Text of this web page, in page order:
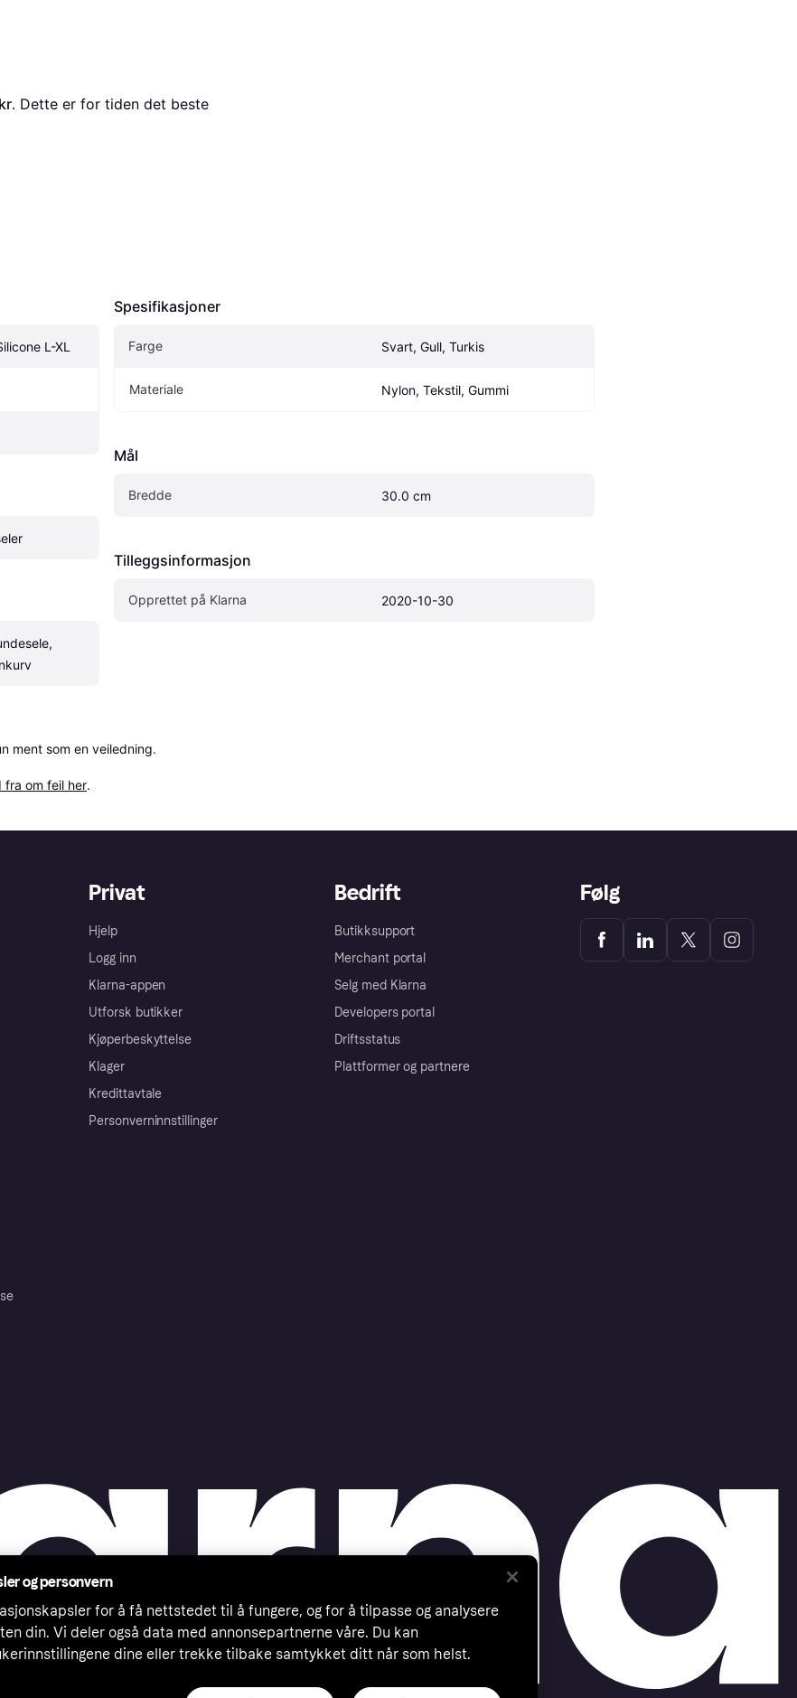
. Dette er for tiden det beste
L-XL
Spesifikasjoner
Farge Svart, Gull, Turkis
Materiale Nylon, Tekstil, Gummi
Mål
Bredde 30.0 cm
Tilleggsinformasjon
Opprettet på Klarna 2020-10-30
ment som en veiledning.
fra om feil her.
Privat
Hjelp
Logg inn
Klarna-appen
Utforsk butikker
Kjøperbeskyttelse
Klager
Kredittavtale
Personverninnstillinger
Bedrift
Butikksupport
Merchant portal
Selg med Klarna
Developers portal
Driftsstatus
Plattformer og partnere
Følg
og personvern
for å få nettstedet til å fungere, og for å tilpasse og analysere
din. Vi deler også data med annonsepartnerne våre. Du kan
dine eller trekke tilbake samtykket ditt når som helst.